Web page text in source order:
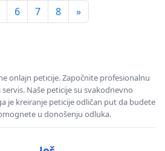
Вучић, некадашњи судија
пијаниста, САД
науч. сарадник
адвокат
6 7 8 »
onlajn peticije. Započnite profesionalnu
Naše peticije su svakodnevno
je kreiranje peticije odličan put da budete
u donošenju odluka.